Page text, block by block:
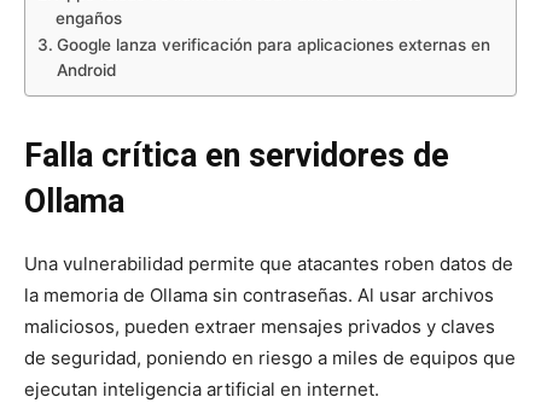
engaños
Google lanza verificación para aplicaciones externas en
Android
Falla crítica en servidores de
Ollama
Una vulnerabilidad permite que atacantes roben datos de
la memoria de Ollama sin contraseñas. Al usar archivos
maliciosos, pueden extraer mensajes privados y claves
de seguridad, poniendo en riesgo a miles de equipos que
ejecutan inteligencia artificial en internet.